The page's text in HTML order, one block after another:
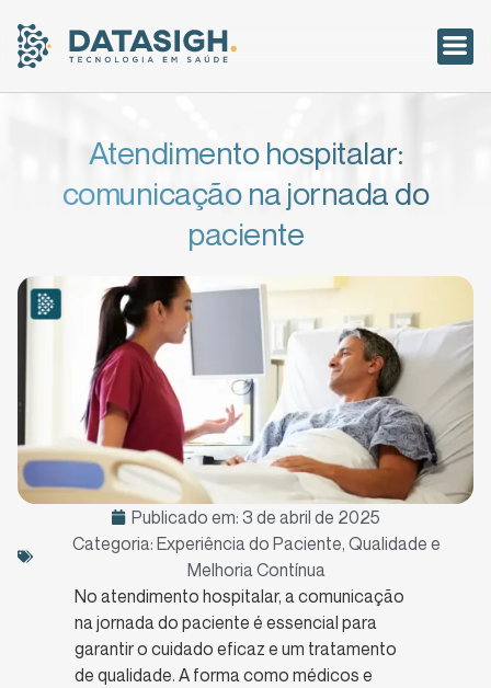
Atendimento hospitalar:
comunicação na jornada do
paciente
Publicado em: 3 de abril de 2025
Categoria: Experiência do Paciente, Qualidade e
Melhoria Contínua
No atendimento hospitalar, a comunicação
na jornada do paciente é essencial para
garantir o cuidado eficaz e um tratamento
de qualidade. A forma como médicos e